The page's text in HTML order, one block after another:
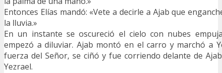
Entonces Elías mandó: «Vete a decirle a Ajab que
la lluvia.»
En un instante se oscureció el cielo con nubes
empezó a diluviar. Ajab montó en el carro y marchó a
fuerza del Señor, se ciñó y fue corriendo delante de
Yezrael.